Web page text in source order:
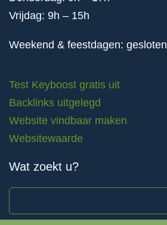
Vrijdag: 9h – 15h
Weekend & feestdagen: gesloten
Test Keyboost gratis uit
Backlinks uitgelegd
Website vindbaar maken
Websitewaarde
Wat zoekt u?